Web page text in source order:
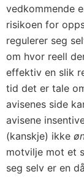
vedkommende
risikoen for
regulerer seg
om hvor reell
effektiv en slik
tid det er tale
avisenes side
avisene
(kanskje) ikke
motvilje mot et
seg selv er en